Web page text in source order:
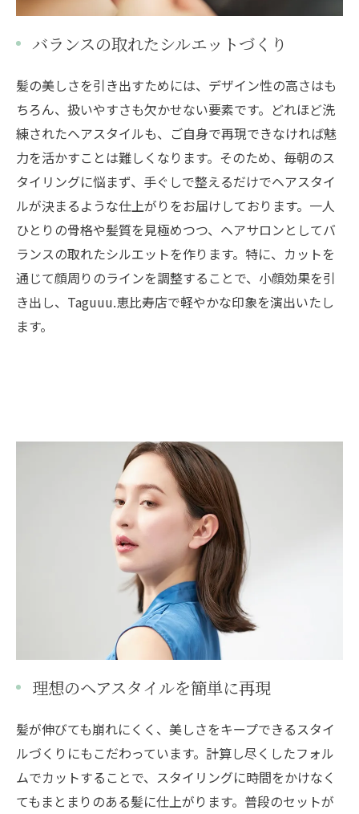
バランスの取れたシルエットづくり
髪の美しさを引き出すためには、デザイン性の高さはも
ちろん、扱いやすさも欠かせない要素です。どれほど洗
練されたヘアスタイルも、ご自身で再現できなければ魅
力を活かすことは難しくなります。そのため、毎朝のス
タイリングに悩まず、手ぐしで整えるだけでヘアスタイ
ルが決まるような仕上がりをお届けしております。一人
ひとりの骨格や髪質を見極めつつ、ヘアサロンとしてバ
ランスの取れたシルエットを作ります。特に、カットを
通じて顔周りのラインを調整することで、小顔効果を引
き出し、Taguuu.恵比寿店で軽やかな印象を演出いたし
ます。
理想のヘアスタイルを簡単に再現
髪が伸びても崩れにくく、美しさをキープできるスタイ
ルづくりにもこだわっています。計算し尽くしたフォル
ムでカットすることで、スタイリングに時間をかけなく
てもまとまりのある髪に仕上がります。普段のセットが